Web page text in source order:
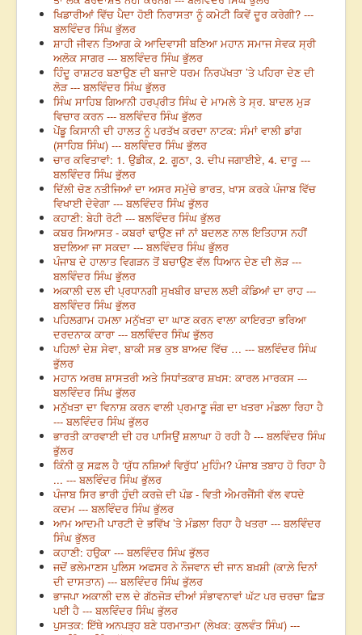
ਖਿਡਾਰੀਆਂ ਵਿੱਚ ਪੈਦਾ ਹੋਈ ਨਿਰਾਸਤਾ ਨੂੰ ਕਮੇਟੀ ਕਿਵੇਂ ਦੂਰ ਕਰੇਗੀ? ---
ਬਲਵਿੰਦਰ ਸਿੰਘ ਭੁੱਲਰ
ਸ਼ਾਹੀ ਜੀਵਨ ਤਿਆਗ ਕੇ ਆਦਿਵਾਸੀ ਬਣਿਆ ਮਹਾਨ ਸਮਾਜ ਸੇਵਕ ਸ੍ਰੀ
ਅਲੋਕ ਸਾਗਰ --- ਬਲਵਿੰਦਰ ਸਿੰਘ ਭੁੱਲਰ
ਹਿੰਦੂ ਰਾਸ਼ਟਰ ਬਣਾਉਣ ਦੀ ਬਜਾਏ ਧਰਮ ਨਿਰਪੱਖਤਾ ’ਤੇ ਪਹਿਰਾ ਦੇਣ ਦੀ
ਲੋੜ --- ਬਲਵਿੰਦਰ ਸਿੰਘ ਭੁੱਲਰ
ਸਿੰਘ ਸਾਹਿਬ ਗਿਆਨੀ ਹਰਪ੍ਰੀਤ ਸਿੰਘ ਦੇ ਮਾਮਲੇ ਤੇ ਸ੍ਰ. ਬਾਦਲ ਮੁੜ
ਵਿਚਾਰ ਕਰਨ --- ਬਲਵਿੰਦਰ ਸਿੰਘ ਭੁੱਲਰ
ਪੇਂਡੂ ਕਿਸਾਨੀ ਦੀ ਹਾਲਤ ਨੂੰ ਪਰਤੱਖ ਕਰਦਾ ਨਾਟਕ: ਸੰਮਾਂ ਵਾਲੀ ਡਾਂਗ
(ਸਾਹਿਬ ਸਿੰਘ) --- ਬਲਵਿੰਦਰ ਸਿੰਘ ਭੁੱਲਰ
ਚਾਰ ਕਵਿਤਾਵਾਂ: 1. ਉਡੀਕ, 2. ਗੂਠਾ, 3. ਦੀਪ ਜਗਾਈਏ, 4. ਦਾਰੂ ---
ਬਲਵਿੰਦਰ ਸਿੰਘ ਭੁੱਲਰ
ਦਿੱਲੀ ਚੋਣ ਨਤੀਜਿਆਂ ਦਾ ਅਸਰ ਸਮੁੱਚੇ ਭਾਰਤ, ਖਾਸ ਕਰਕੇ ਪੰਜਾਬ ਵਿੱਚ
ਵਿਖਾਈ ਦੇਵੇਗਾ --- ਬਲਵਿੰਦਰ ਸਿੰਘ ਭੁੱਲਰ
ਕਹਾਣੀ: ਬੇਹੀ ਰੋਟੀ --- ਬਲਵਿੰਦਰ ਸਿੰਘ ਭੁੱਲਰ
ਕਬਰ ਸਿਆਸਤ - ਕਬਰਾਂ ਢਾਉਣ ਜਾਂ ਨਾਂ ਬਦਲਣ ਨਾਲ ਇਤਿਹਾਸ ਨਹੀਂ
ਬਦਲਿਆ ਜਾ ਸਕਦਾ --- ਬਲਵਿੰਦਰ ਸਿੰਘ ਭੁੱਲਰ
ਪੰਜਾਬ ਦੇ ਹਾਲਾਤ ਵਿਗੜਨ ਤੋਂ ਬਚਾਉਣ ਵੱਲ ਧਿਆਨ ਦੇਣ ਦੀ ਲੋੜ ---
ਬਲਵਿੰਦਰ ਸਿੰਘ ਭੁੱਲਰ
ਅਕਾਲੀ ਦਲ ਦੀ ਪ੍ਰਧਾਨਗੀ ਸੁਖਬੀਰ ਬਾਦਲ ਲਈ ਕੰਡਿਆਂ ਦਾ ਰਾਹ ---
ਬਲਵਿੰਦਰ ਸਿੰਘ ਭੁੱਲਰ
ਪਹਿਲਗਾਮ ਹਮਲਾ ਮਨੁੱਖਤਾ ਦਾ ਘਾਣ ਕਰਨ ਵਾਲਾ ਕਾਇਰਤਾ ਭਰਿਆ
ਦਰਦਨਾਕ ਕਾਰਾ --- ਬਲਵਿੰਦਰ ਸਿੰਘ ਭੁੱਲਰ
ਪਹਿਲਾਂ ਦੇਸ਼ ਸੇਵਾ, ਬਾਕੀ ਸਭ ਕੁਝ ਬਾਅਦ ਵਿੱਚ … --- ਬਲਵਿੰਦਰ ਸਿੰਘ
ਭੁੱਲਰ
ਮਹਾਨ ਅਰਥ ਸ਼ਾਸਤਰੀ ਅਤੇ ਸਿਧਾਂਤਕਾਰ ਸ਼ਖਸ: ਕਾਰਲ ਮਾਰਕਸ ---
ਬਲਵਿੰਦਰ ਸਿੰਘ ਭੁੱਲਰ
ਮਨੁੱਖਤਾ ਦਾ ਵਿਨਾਸ਼ ਕਰਨ ਵਾਲੀ ਪ੍ਰਮਾਣੂ ਜੰਗ ਦਾ ਖਤਰਾ ਮੰਡਲਾ ਰਿਹਾ ਹੈ
--- ਬਲਵਿੰਦਰ ਸਿੰਘ ਭੁੱਲਰ
ਭਾਰਤੀ ਕਾਰਵਾਈ ਦੀ ਹਰ ਪਾਸਿਉਂ ਸ਼ਲਾਘਾ ਹੋ ਰਹੀ ਹੈ --- ਬਲਵਿੰਦਰ ਸਿੰਘ
ਭੁੱਲਰ
ਕਿੰਨੀ ਕੁ ਸਫ਼ਲ ਹੈ ‘ਯੁੱਧ ਨਸ਼ਿਆਂ ਵਿਰੁੱਧ’ ਮੁਹਿੰਮ? ਪੰਜਾਬ ਤਬਾਹ ਹੋ ਰਿਹਾ ਹੈ
... --- ਬਲਵਿੰਦਰ ਸਿੰਘ ਭੁੱਲਰ
ਪੰਜਾਬ ਸਿਰ ਭਾਰੀ ਹੁੰਦੀ ਕਰਜ਼ੇ ਦੀ ਪੰਡ - ਵਿਤੀ ਐਮਰਜੈਂਸੀ ਵੱਲ ਵਧਦੇ
ਕਦਮ --- ਬਲਵਿੰਦਰ ਸਿੰਘ ਭੁੱਲਰ
ਆਮ ਆਦਮੀ ਪਾਰਟੀ ਦੇ ਭਵਿੱਖ ’ਤੇ ਮੰਡਲਾ ਰਿਹਾ ਹੈ ਖਤਰਾ --- ਬਲਵਿੰਦਰ
ਸਿੰਘ ਭੁੱਲਰ
ਕਹਾਣੀ: ਹਉਕਾ --- ਬਲਵਿੰਦਰ ਸਿੰਘ ਭੁੱਲਰ
ਜਦੋਂ ਭਲੇਮਾਣਸ ਪੁਲਿਸ ਅਫਸਰ ਨੇ ਨੌਜਵਾਨ ਦੀ ਜਾਨ ਬਖ਼ਸ਼ੀ (ਕਾਲ਼ੇ ਦਿਨਾਂ
ਦੀ ਦਾਸਤਾਨ) --- ਬਲਵਿੰਦਰ ਸਿੰਘ ਭੁੱਲਰ
ਭਾਜਪਾ ਅਕਾਲੀ ਦਲ ਦੇ ਗੱਠਜੋੜ ਦੀਆਂ ਸੰਭਾਵਨਾਵਾਂ ਘੱਟ ਪਰ ਚਰਚਾ ਛਿੜ
ਪਈ ਹੈ --- ਬਲਵਿੰਦਰ ਸਿੰਘ ਭੁੱਲਰ
ਪੁਸਤਕ: ਇੱਥੇ ਅਨਪੜ੍ਹ ਬਣੇ ਧਰਮਾਤਮਾ (ਲੇਖਕ: ਕੁਲਵੰਤ ਸਿੰਘ) ---